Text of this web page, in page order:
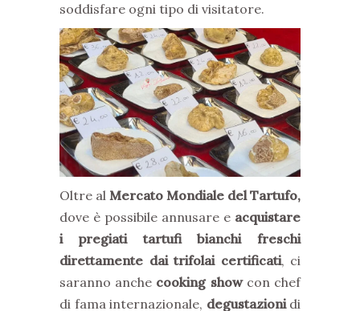
soddisfare ogni tipo di visitatore.
Oltre al Mercato Mondiale del Tartufo,
dove è possibile annusare e acquistare
i pregiati tartufi bianchi freschi
direttamente dai trifolai certificati, ci
saranno anche cooking show con chef
di fama internazionale, degustazionidi